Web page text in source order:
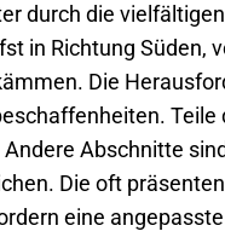
durch die
in Richtung Süden,
Die
Abschnitte
Die oft
eine